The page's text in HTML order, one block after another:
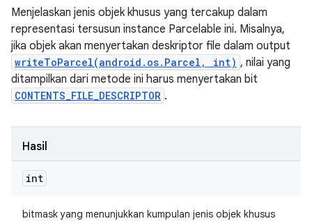
Menjelaskan jenis objek khusus yang tercakup dalam
representasi tersusun instance Parcelable ini. Misalnya,
jika objek akan menyertakan deskriptor file dalam output
writeToParcel(android.os.Parcel, int) , nilai yang
ditampilkan dari metode ini harus menyertakan bit
CONTENTS_FILE_DESCRIPTOR .
Hasil
int
bitmask yang menunjukkan kumpulan jenis objek khusus